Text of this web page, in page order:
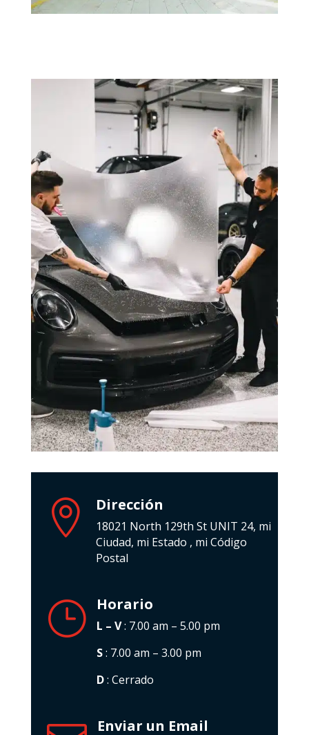
 Dirección
18021 North 129th St UNIT 24, mi
Ciudad, mi Estado , mi Código
Postal
} Horario
L – V: 7.00 am – 5.00 pm
S: 7.00 am – 3.00 pm
D: Cerrado
Enviar un Email